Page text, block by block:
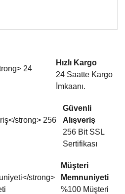
ürün açıklamalarında ve diğer
veya görüntülenemiyor.
daha pahalı.
Hızlı Kargo
24 Saatte Kargo
İmkaanı.
Güvenli
Alışveriş
256 Bit SSL
Sertifikası
Müşteri
Memnuniyeti
%100 Müşteri